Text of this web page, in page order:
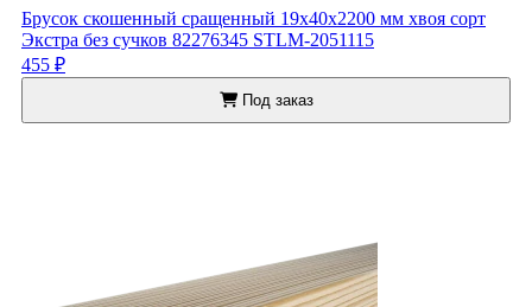
Брусок скошенный сращенный 19x40x2200 мм хвоя сорт
Экстра без сучков 82276345 STLM-2051115
455 ₽
Под заказ